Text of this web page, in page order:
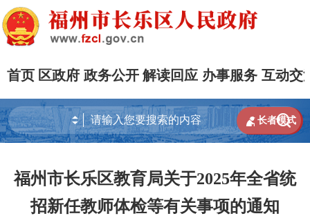
首页 区政府 政务公开 解读回应 办事服务 互动交

 长者模式
福州市长乐区教育局关于2025年全省统
招新任教师体检等有关事项的通知